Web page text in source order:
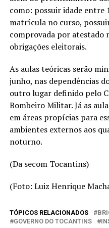
como: possuir idade entre
matrícula no curso,
comprovada por atestado
obrigações eleitorais.
As aulas teóricas serão
junho, nas dependências
outro lugar definido pelo
Bombeiro Militar. Já as
em áreas propícias para
ambientes externos aos
noturno.
(Da secom Tocantins)
(Foto: Luiz Henrique
TÓPICOS RELACIONADOS
GOVERNO DO TOCANTINS